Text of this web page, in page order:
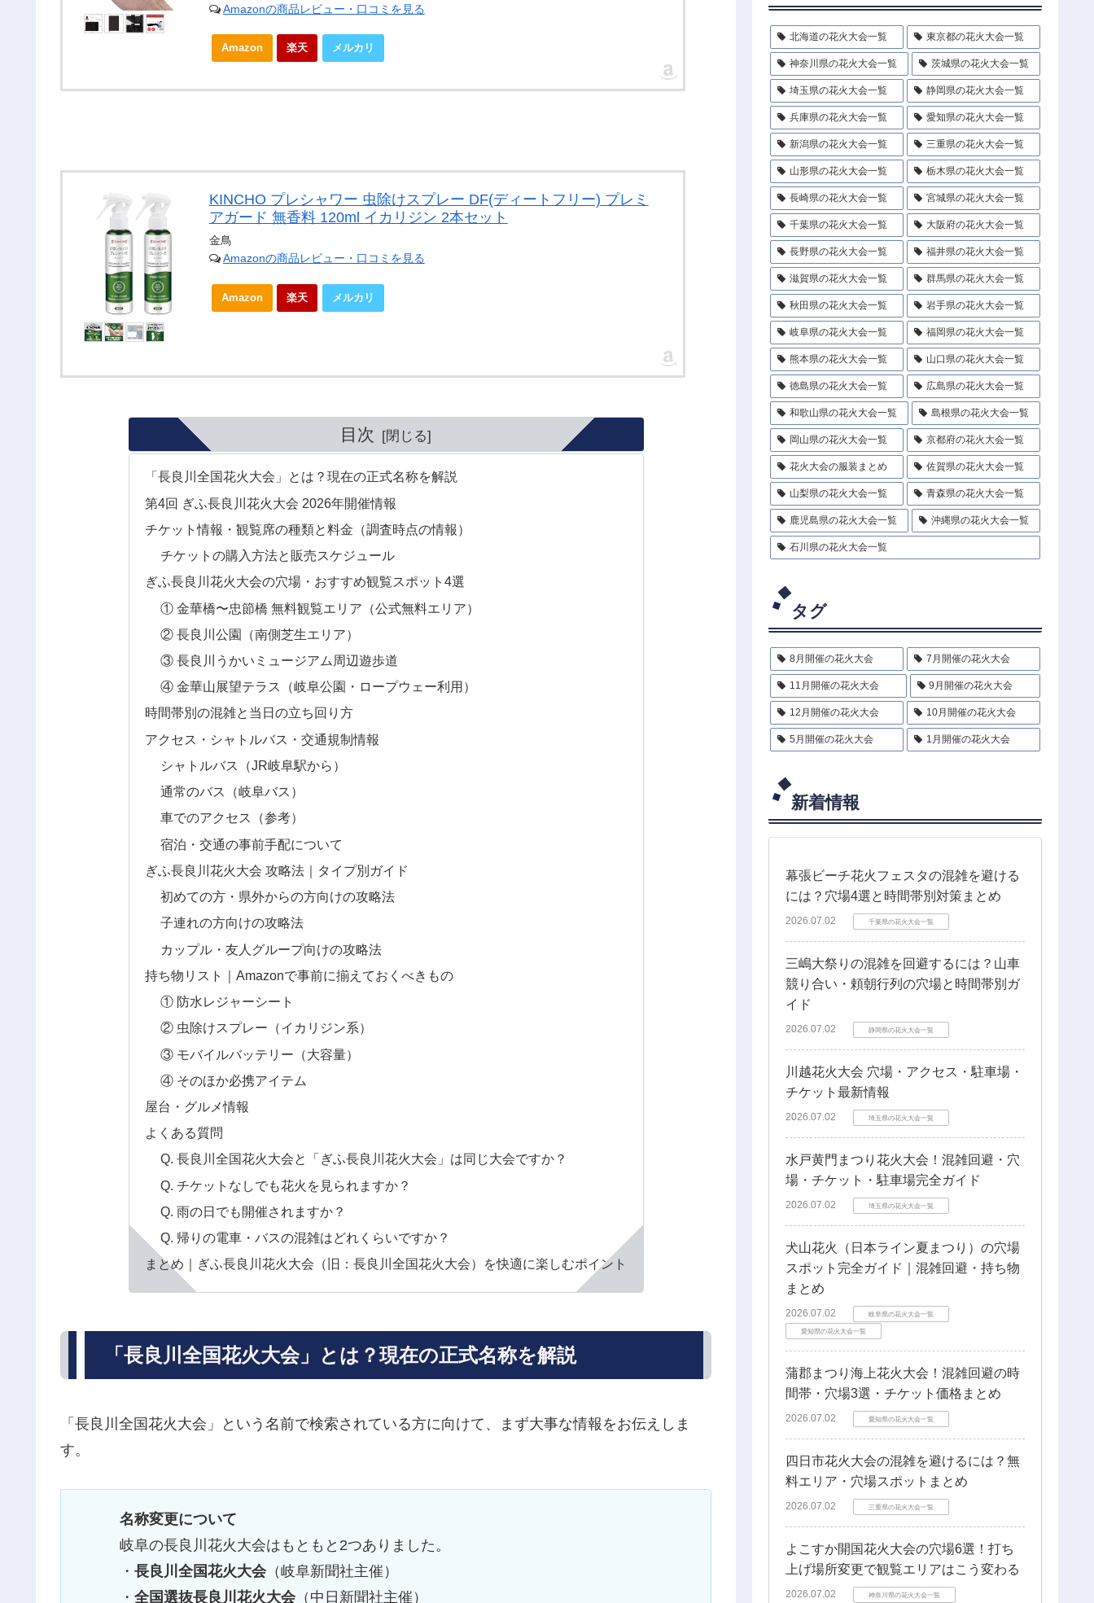
Amazonの商品レビュー・口コミを見る
Amazon 楽天 メルカリ
KINCHO プレシャワー 虫除けスプレー DF(ディートフリー) プレミ
アガード 無香料 120ml イカリジン 2本セット
金鳥
Amazonの商品レビュー・口コミを見る
Amazon 楽天 メルカリ
目次
「長良川全国花火大会」とは？現在の正式名称を解説
第4回 ぎふ長良川花火大会 2026年開催情報
チケット情報・観覧席の種類と料金（調査時点の情報）
チケットの購入方法と販売スケジュール
ぎふ長良川花火大会の穴場・おすすめ観覧スポット4選
① 金華橋〜忠節橋 無料観覧エリア（公式無料エリア）
② 長良川公園（南側芝生エリア）
③ 長良川うかいミュージアム周辺遊歩道
④ 金華山展望テラス（岐阜公園・ロープウェー利用）
時間帯別の混雑と当日の立ち回り方
アクセス・シャトルバス・交通規制情報
シャトルバス（JR岐阜駅から）
通常のバス（岐阜バス）
車でのアクセス（参考）
宿泊・交通の事前手配について
ぎふ長良川花火大会 攻略法｜タイプ別ガイド
初めての方・県外からの方向けの攻略法
子連れの方向けの攻略法
カップル・友人グループ向けの攻略法
持ち物リスト｜Amazonで事前に揃えておくべきもの
① 防水レジャーシート
② 虫除けスプレー（イカリジン系）
③ モバイルバッテリー（大容量）
④ そのほか必携アイテム
屋台・グルメ情報
よくある質問
Q. 長良川全国花火大会と「ぎふ長良川花火大会」は同じ大会ですか？
Q. チケットなしでも花火を見られますか？
Q. 雨の日でも開催されますか？
Q. 帰りの電車・バスの混雑はどれくらいですか？
まとめ｜ぎふ長良川花火大会（旧：長良川全国花火大会）を快適に楽しむポイント
「長良川全国花火大会」とは？現在の正式名称を解説
「長良川全国花火大会」という名前で検索されている方に向けて、まず大事な情報をお伝えしま
す。
名称変更について
岐阜の長良川花火大会はもともと2つありました。
・ 長良川全国花火大会（岐阜新聞社主催）
・ 全国選抜長良川花火大会（中日新聞社主催）
北海道の花火大会一覧 東京都の花火大会一覧
神奈川県の花火大会一覧 茨城県の花火大会一覧
埼玉県の花火大会一覧 静岡県の花火大会一覧
兵庫県の花火大会一覧 愛知県の花火大会一覧
新潟県の花火大会一覧 三重県の花火大会一覧
山形県の花火大会一覧 栃木県の花火大会一覧
長崎県の花火大会一覧 宮城県の花火大会一覧
千葉県の花火大会一覧 大阪府の花火大会一覧
長野県の花火大会一覧 福井県の花火大会一覧
滋賀県の花火大会一覧 群馬県の花火大会一覧
秋田県の花火大会一覧 岩手県の花火大会一覧
岐阜県の花火大会一覧 福岡県の花火大会一覧
熊本県の花火大会一覧 山口県の花火大会一覧
徳島県の花火大会一覧 広島県の花火大会一覧
和歌山県の花火大会一覧 島根県の花火大会一覧
岡山県の花火大会一覧 京都府の花火大会一覧
花火大会の服装まとめ 佐賀県の花火大会一覧
山梨県の花火大会一覧 青森県の花火大会一覧
鹿児島県の花火大会一覧 沖縄県の花火大会一覧
石川県の花火大会一覧
タグ
8月開催の花火大会 7月開催の花火大会
11月開催の花火大会 9月開催の花火大会
12月開催の花火大会 10月開催の花火大会
5月開催の花火大会 1月開催の花火大会
新着情報
幕張ビーチ花火フェスタの混雑を避ける
には？穴場4選と時間帯別対策まとめ
2026.07.02 千葉県の花火大会一覧
三嶋大祭りの混雑を回避するには？山車
競り合い・頼朝行列の穴場と時間帯別ガ
イド
2026.07.02 静岡県の花火大会一覧
川越花火大会 穴場・アクセス・駐車場・
チケット最新情報
2026.07.02 埼玉県の花火大会一覧
水戸黄門まつり花火大会！混雑回避・穴
場・チケット・駐車場完全ガイド
2026.07.02 埼玉県の花火大会一覧
犬山花火（日本ライン夏まつり）の穴場
スポット完全ガイド｜混雑回避・持ち物
まとめ
2026.07.02 岐阜県の花火大会一覧
愛知県の花火大会一覧
蒲郡まつり海上花火大会！混雑回避の時
間帯・穴場3選・チケット価格まとめ
2026.07.02 愛知県の花火大会一覧
四日市花火大会の混雑を避けるには？無
料エリア・穴場スポットまとめ
2026.07.02 三重県の花火大会一覧
よこすか開国花火大会の穴場6選！打ち
上げ場所変更で観覧エリアはこう変わる
2026.07.02 神奈川県の花火大会一覧